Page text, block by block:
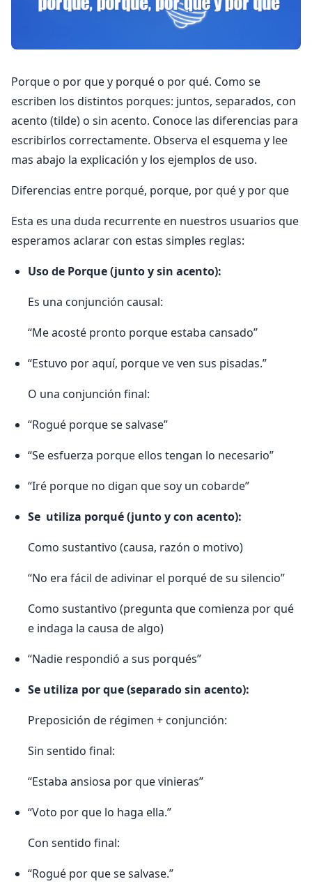
Porque o por que y porqué o por qué. Como se
escriben los distintos porques: juntos, separados, con
acento (tilde) o sin acento. Conoce las diferencias para
escribirlos correctamente. Observa el esquema y lee
mas abajo la explicación y los ejemplos de uso.
Diferencias entre porqué, porque, por qué y por que
Esta es una duda recurrente en nuestros usuarios que
esperamos aclarar con estas simples reglas:
Uso de Porque (junto y sin acento):
Es una conjunción causal:
“Me acosté pronto porque estaba cansado”
“Estuvo por aquí, porque ve ven sus pisadas.”
O una conjunción final:
“Rogué porque se salvase”
“Se esfuerza porque ellos tengan lo necesario”
“Iré porque no digan que soy un cobarde”
Se utiliza porqué (junto y con acento):
Como sustantivo (causa, razón o motivo)
“No era fácil de adivinar el porqué de su silencio”
Como sustantivo (pregunta que comienza por qué
e indaga la causa de algo)
“Nadie respondió a sus porqués”
Se utiliza por que (separado sin acento):
Preposición de régimen + conjunción:
Sin sentido final:
“Estaba ansiosa por que vinieras”
“Voto por que lo haga ella.”
Con sentido final:
“Rogué por que se salvase.”